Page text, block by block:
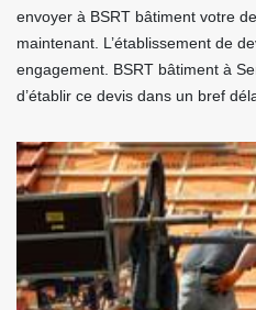
envoyer à BSRT bâtiment votre
maintenant. L’établissement de
engagement. BSRT bâtiment à
d’établir ce devis dans un bref